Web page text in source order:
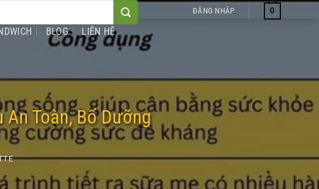
ĐĂNG NHẬP 0
BLOG LIÊN HỆ
Toàn, Bổ Dưỡng